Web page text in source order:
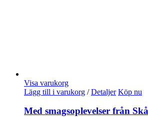
Visa varukorg
Lägg till i varukorg / Detaljer Köp nu
Med smagsoplevelser från